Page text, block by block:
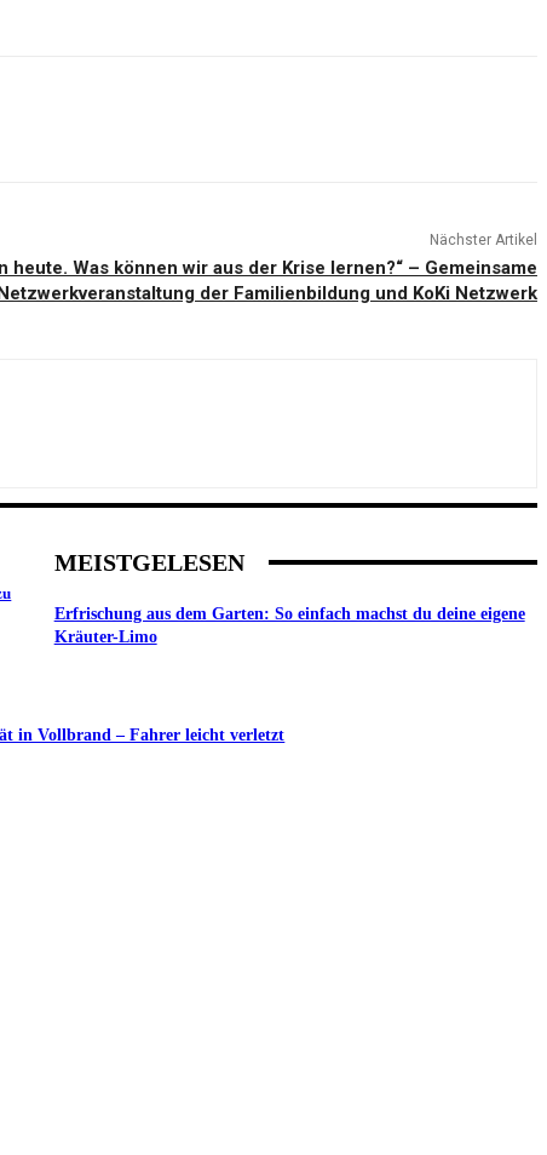
Nächster Artikel
heute. Was können wir aus der Krise lernen?“ – Gemeinsame
Netzwerkveranstaltung der Familienbildung und KoKi Netzwerk
MEISTGELESEN
Erfrischung aus dem Garten: So einfach machst du deine eigene
Kräuter-Limo
in Vollbrand – Fahrer leicht verletzt